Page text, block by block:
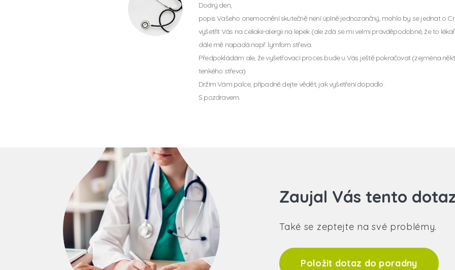
Dodrý den,
popis Vašeho onemocnění skutečně není úplně jednozančný, mohlo by se jednat o
vyšetřit Vás na celiakii-alergii na lepek (ale zdá se mi velmi pravděpodobné, že to
dále mě napadá např. lymfom střeva.
Předpokládám ale, že vyšetřovací proces bude u Vás ještě pokračovat (zejména
tenkého střeva).
Držím Vám palce, případně dejte vědět, jak vyšetření dopadlo.
S pozdravem.
Zaujal Vás tento
Také se zeptejte na své problémy.
Položit dotaz do poradny